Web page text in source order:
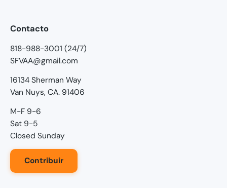
Contacto
818-988-3001 (24/7)
SFVAA@gmail.com
16134 Sherman Way
Van Nuys, CA. 91406
M-F 9-6
Sat 9-5
Closed Sunday
Contribuir